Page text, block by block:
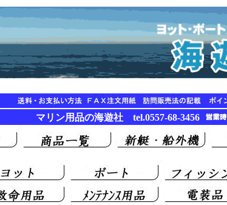
マリン用品の海遊社 tel.0557-68-3456